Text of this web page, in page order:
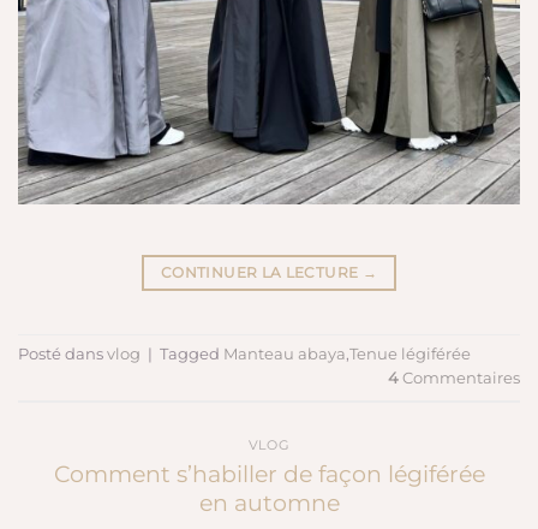
CONTINUER LA LECTURE →
Posté dans vlog Tagged Manteau abaya,Tenue légiférée
4 Commentaires
VLOG
Comment s’habiller de façon légiférée
en automne